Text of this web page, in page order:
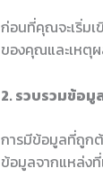
ก่อนที่คุณจะเริ่ม
ของคุณและเหตุ
2. รวบรวมข้อมู
การมีข้อมูลที่ถูกต้
ข้อมูลจากแหล่งที่